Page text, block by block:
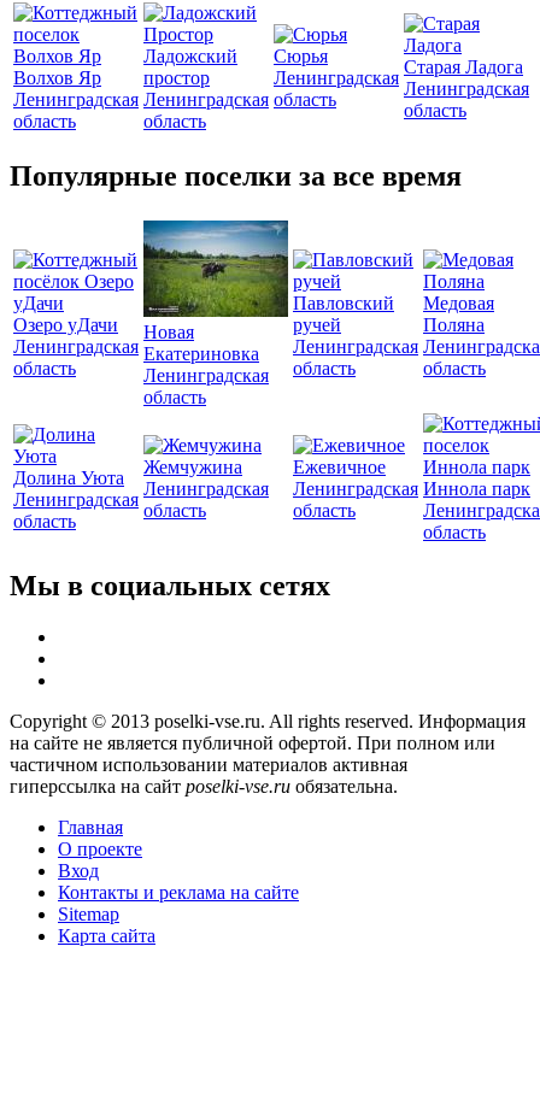
Волхов Яр
Ленинградская
область
Ладожский
простор
Ленинградская
область
Сюрья
Ленинградская
область
Старая Ладога
Ленинградская
область
Популярные поселки за все время
Озеро уДачи
Ленинградская
область
Новая
Екатериновка
Ленинградская
область
Павловский
ручей
Ленинградская
область
Медовая
Поляна
область
Долина Уюта
Ленинградская
область
Жемчужина
Ленинградская
область
Ежевичное
Ленинградская
область
Иннола парк
область
Мы в социальных сетях
Copyright © 2013 poselki-vse.ru. All rights reserved. Информация
на сайте не является публичной офертой. При полном или
частичном использовании материалов активная
гиперссылка на сайт poselki-vse.ru​ обязательна.
Главная
О проекте
Вход
Контакты и реклама на сайте
Sitemap
Карта сайта